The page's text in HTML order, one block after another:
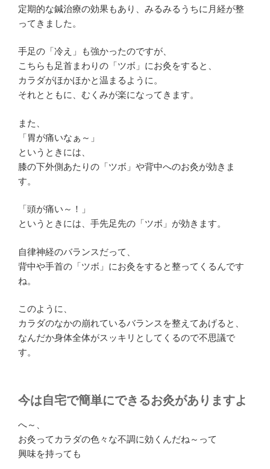
定期的な鍼治療の効果もあり、みるみるうちに月経が整
ってきました。
手足の「冷え」も強かったのですが、
こちらも足首まわりの「ツボ」にお灸をすると、
カラダがほかほかと温まるように。
それとともに、むくみが楽になってきます。
また、
「胃が痛いなぁ～」
というときには、
膝の下外側あたりの「ツボ」や背中へのお灸が効きま
す。
「頭が痛い～！」
というときには、手先足先の「ツボ」が効きます。
自律神経のバランスだって、
背中や手首の「ツボ」にお灸をすると整ってくるんです
ね。
このように、
カラダのなかの崩れているバランスを整えてあげると、
なんだか身体全体がスッキリとしてくるので不思議で
す。
今は自宅で簡単にできるお灸がありますよ
へ～、
お灸ってカラダの色々な不調に効くんだね～って
興味を持っても